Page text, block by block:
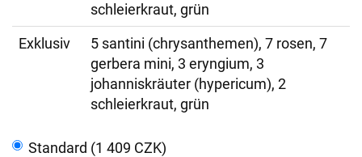
schleierkraut, grün
Exklusiv
5 santini (chrysanthemen), 7 rosen, 7
gerbera mini, 3 eryngium, 3
johanniskräuter (hypericum), 2
schleierkraut, grün
Standard (1 409 CZK)